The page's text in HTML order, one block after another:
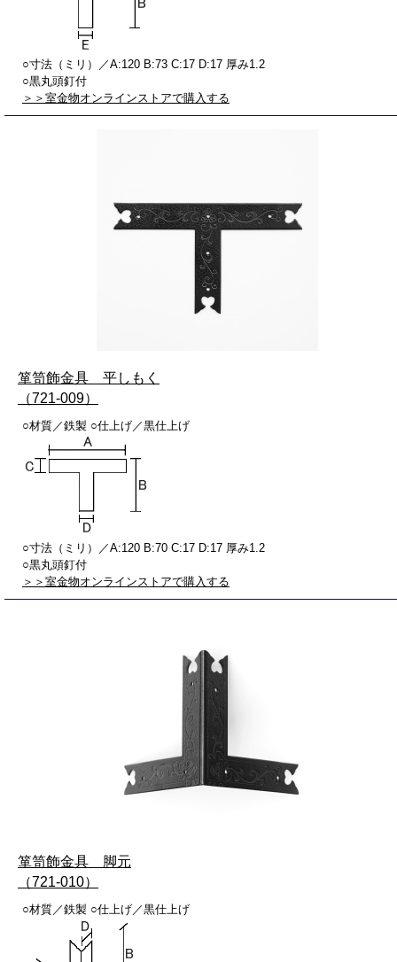
○寸法（ミリ）／A:120 B:73 C:17 D:17 厚み1.2
○黒丸頭釘付
＞＞室金物オンラインストアで購入する
箪笥飾金具 平しもく
（721-009）
○材質／鉄製 ○仕上げ／黒仕上げ
○寸法（ミリ）／A:120 B:70 C:17 D:17 厚み1.2
○黒丸頭釘付
＞＞室金物オンラインストアで購入する
箪笥飾金具 脚元
（721-010）
○材質／鉄製 ○仕上げ／黒仕上げ